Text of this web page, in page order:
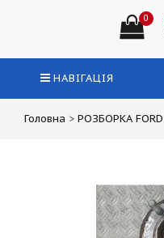
0
НАВІГАЦІЯ
Головна > РОЗБОРКА FORD